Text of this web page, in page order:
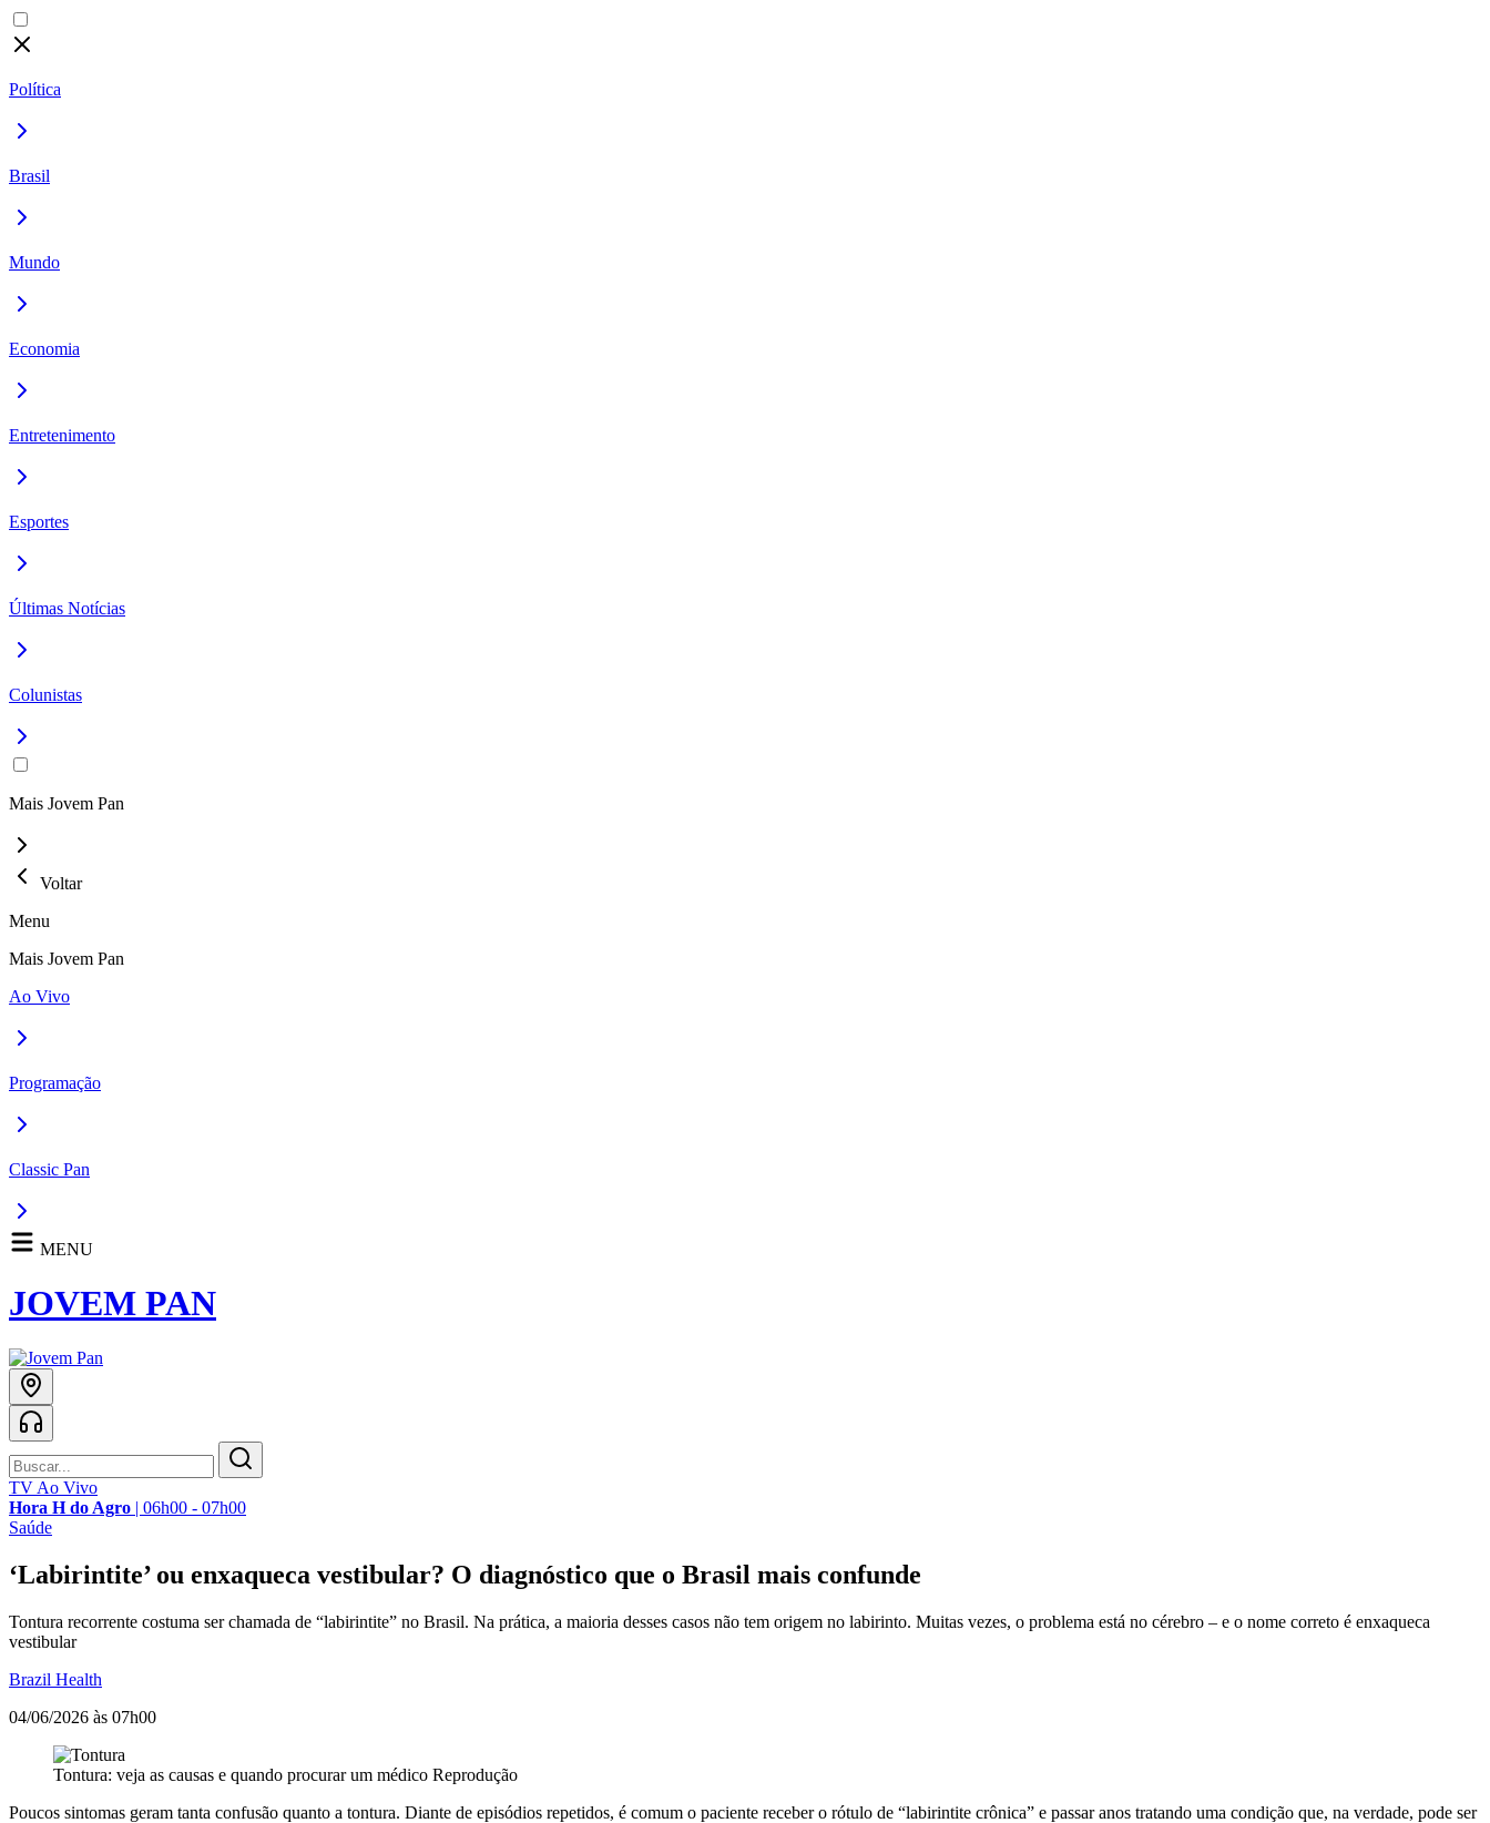
Política
Brasil
Mundo
Economia
Entretenimento
Esportes
Últimas Notícias
Colunistas
Mais Jovem Pan
Voltar
Menu
Mais Jovem Pan
Ao Vivo
Programação
Classic Pan
MENU
JOVEM PAN
TV Ao Vivo
Hora H do Agro | 06h00 - 07h00
Saúde
‘Labirintite’ ou enxaqueca vestibular? O diagnóstico que o Brasil mais confunde
Tontura recorrente costuma ser chamada de “labirintite” no Brasil. Na prática, a maioria desses casos não tem origem no labirinto. Muitas vezes, o problema está no cérebro – e o nome correto é enxaqueca
vestibular
Brazil Health
04/06/2026 às 07h00
Tontura: veja as causas e quando procurar um médico Reprodução
Poucos sintomas geram tanta confusão quanto a tontura. Diante de episódios repetidos, é comum o paciente receber o rótulo de “labirintite crônica” e passar anos tratando uma condição que, na verdade, pode ser